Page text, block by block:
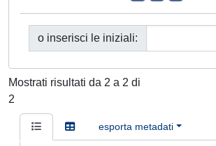
o inserisci le iniziali:
Mostrati risultati da 2 a 2 di
2
esporta metadati